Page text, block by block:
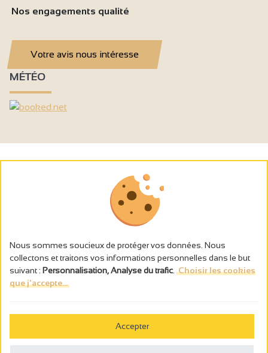
Nos engagements qualité
Votre avis nous intéresse
MÉTÉO
L’abus d’alcool est dangereux pour la santé, à consommer avec
Nous sommes soucieux de protéger vos données. Nous
collectons et traitons vos informations personnelles dans le but
suivant : Personnalisation, Analyse du trafic Choisir les cookies
que j'accepte...
Accepter